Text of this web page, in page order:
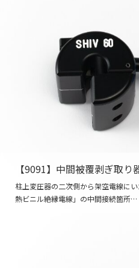
【9091】中間被覆剥ぎ取り
柱上変圧器の二次側から架空電線に
熱ビニル絶縁電線」の中間接続箇所…